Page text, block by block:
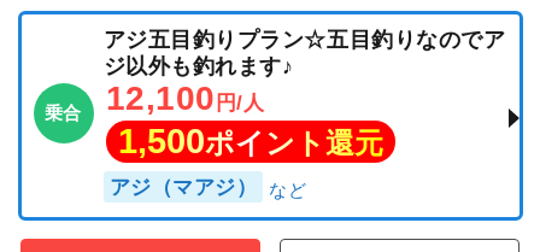
乗合
アジ五目釣りプラン☆五目釣りなのでア
ジ以外も釣れます♪
12,100 円/人
1,500ポイント還元
アジ（マアジ）